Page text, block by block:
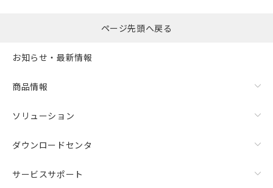
ページ先頭へ戻る
お知らせ・最新情報
商品情報
ソリューション
ダウンロードセンタ
サービスサポート